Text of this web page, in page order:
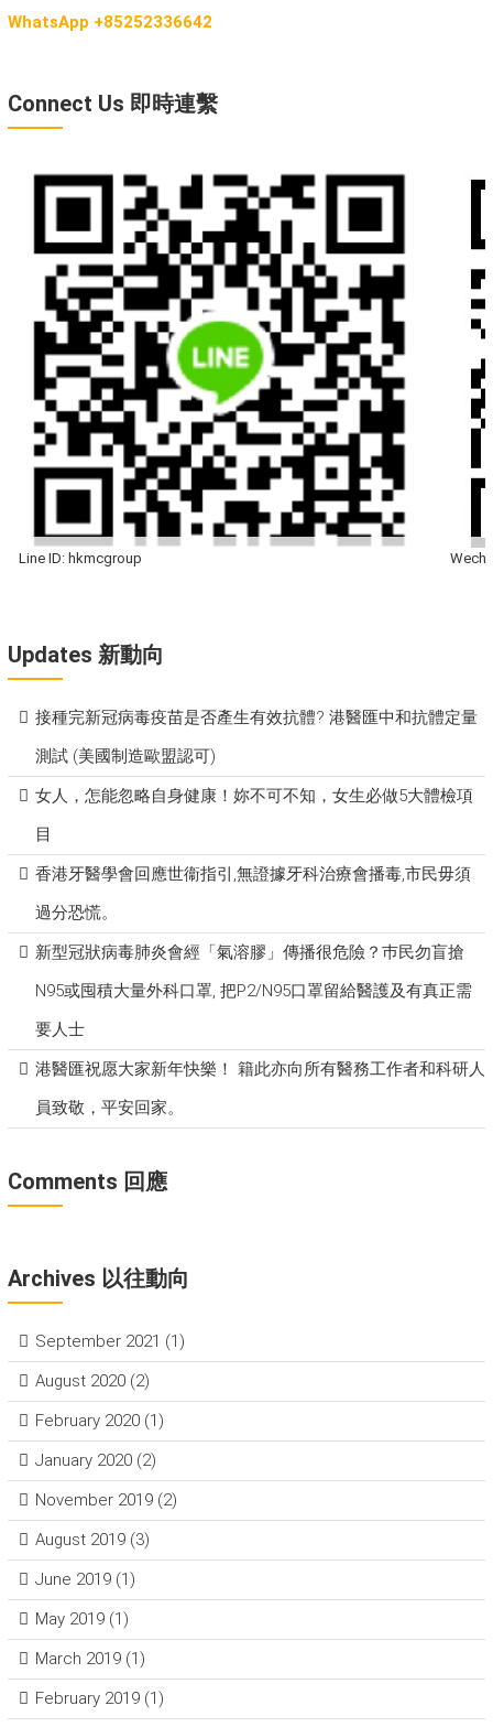
WhatsApp +85252336642
Connect Us 即時連繫
Line ID: hkmcgroup
Updates 新動向
接種完新冠病毒疫苗是否產生有效抗體? 港醫匯中和抗體定量
測試 (美國制造歐盟認可)
女人，怎能忽略自身健康！妳不可不知，女生必做5大體檢項
目
香港牙醫學會回應世衞指引,無證據牙科治療會播毒,市民毋須
過分恐慌。
新型冠狀病毒肺炎會經「氣溶膠」傳播很危險？巿民勿盲搶
N95或囤積大量外科口罩, 把P​2/N95口罩留給醫護及有真正需
要人士
港醫匯祝愿大家新年快樂！ 籍此亦向所有醫務工作者和科研人
員致敬，平安回家。
Comments 回應
Archives 以往動向
September 2021 (1)
August 2020(2)
February 2020(1)
January 2020(2)
November 2019(2)
August 2019(3)
June 2019(1)
May 2019(1)
March 2019(1)
February 2019(1)